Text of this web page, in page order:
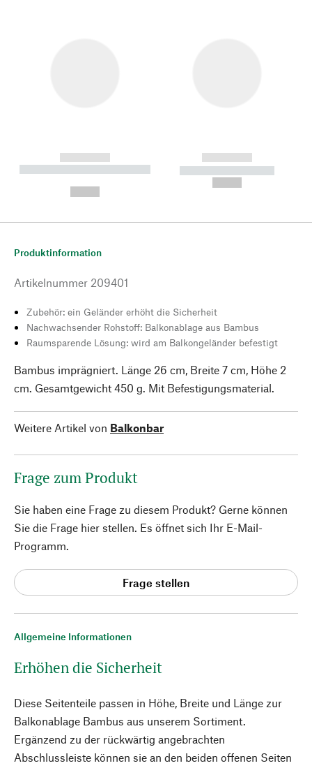
------------
----------- ----------- --------
------------
----------- -----------
Allgemeine Informationen
Erhöhen die Sicherheit
Diese Seitenteile passen in Höhe, Breite und Länge zur
Balkonablage Bambus aus unserem Sortiment.
Ergänzend zu der rückwärtig angebrachten
Abschlussleiste können sie an den beiden offenen Seiten
Produktinformation
Artikelnummer 209401
Zubehör: ein Geländer erhöht die Sicherheit
Nachwachsender Rohstoff: Balkonablage aus Bambus
Raumsparende Lösung: wird am Balkongeländer befestigt
Bambus imprägniert. Länge 26 cm, Breite 7 cm, Höhe 2
cm. Gesamtgewicht 450 g. Mit Befestigungsmaterial.
Weitere Artikel von Balkonbar
Frage zum Produkt
Sie haben eine Frage zu diesem Produkt? Gerne können
Sie die Frage hier stellen. Es öffnet sich Ihr E-Mail-
Programm.
Frage stellen